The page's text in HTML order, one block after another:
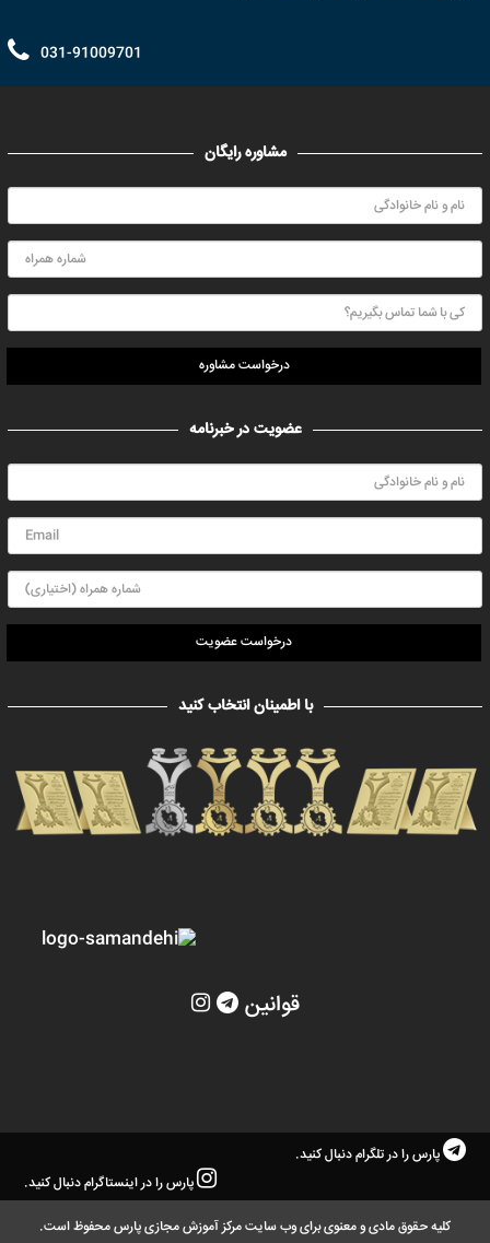
031-91009701
مشاوره رایگان
درخواست مشاوره
عضویت در خبرنامه
درخواست عضویت
با اطمینان انتخاب کنید
قوانین
پارس را در تلگرام دنبال کنید.
پارس را در اینستاگرام دنبال کنید.
کلیه حقوق مادی و معنوی برای وب سایت مرکز آموزش مجازی پارس محفوظ است.